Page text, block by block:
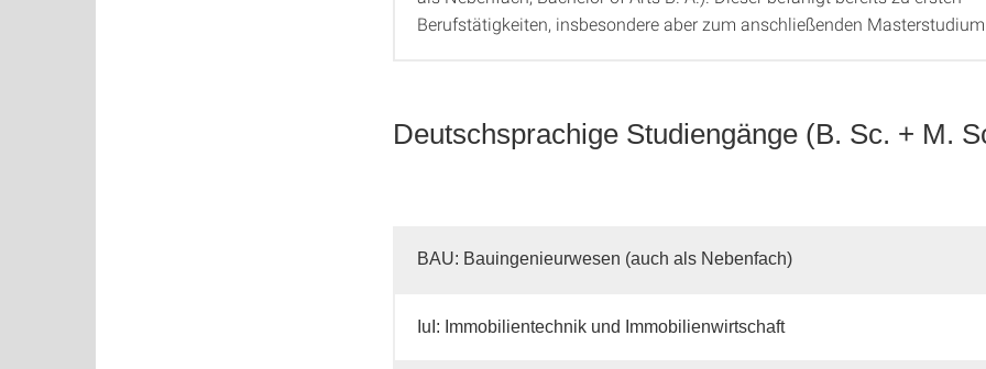
Berufstätigkeiten, insbesondere aber zum anschließenden
Deutschsprachige Studiengänge (B. Sc. + M.
BAU: Bauingenieurwesen (auch als Nebenfach)
IuI: Immobilientechnik und Immobilienwirtschaft